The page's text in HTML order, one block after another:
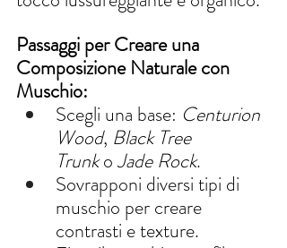
Passaggi per Creare una
Composizione Naturale con
Muschio:
Scegli una base: Centurion
Wood, Black Tree
Trunk o Jade Rock.
Sovrapponi diversi tipi di
muschio per creare
contrasti e texture.